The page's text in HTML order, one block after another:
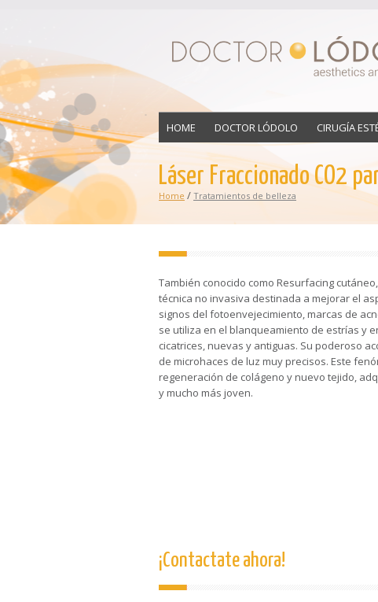
HOME DOCTOR LÓDOLO CIRUGÍA
Láser Fraccionado CO2
Home / Tratamientos de belleza
También conocido como Resurfacing
técnica no invasiva destinada a mejorar el
signos del fotoenvejecimiento, marcas de
se utiliza en el blanqueamiento de estrías y
cicatrices, nuevas y antiguas. Su poderoso
de microhaces de luz muy precisos. Este
regeneración de colágeno y nuevo tejido,
y mucho más joven.
¡Contactate ahora!